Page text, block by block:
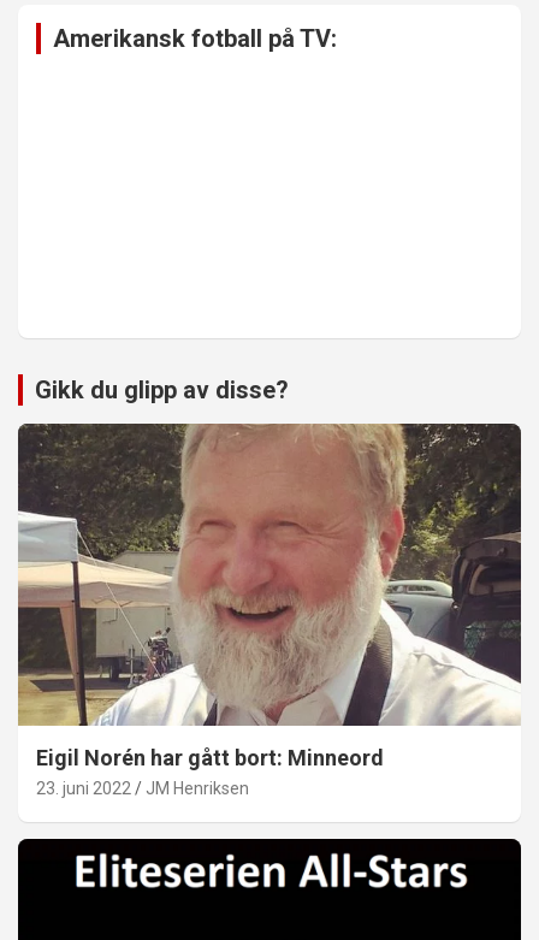
Amerikansk fotball på TV:
Gikk du glipp av disse?
Eigil Norén har gått bort: Minneord
23. juni 2022 JM Henriksen